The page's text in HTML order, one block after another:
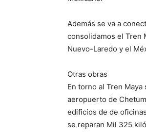
Además se va a
consolidamos el Tren
Nuevo-Laredo y el
Otras obras
En torno al Tren
aeropuerto de
edificios de de
se reparan Mil 325